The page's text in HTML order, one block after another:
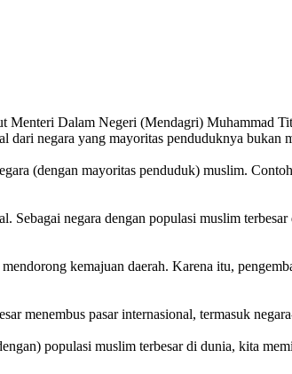
Menteri Dalam Negeri (Mendagri) Muhammad
dari negara yang mayoritas penduduknya bukan
(dengan mayoritas penduduk) muslim.
negara dengan populasi muslim
kemajuan daerah. Karena itu,
menembus pasar internasional, termasuk
populasi muslim terbesar di dunia, kita